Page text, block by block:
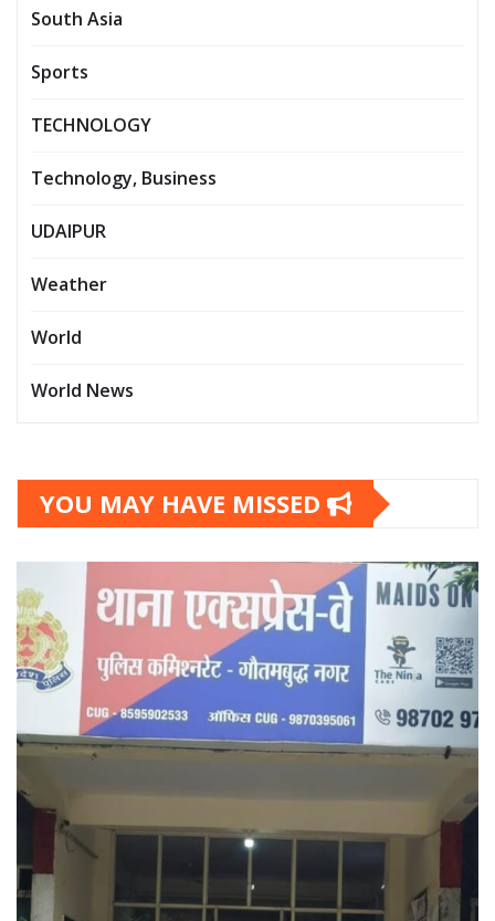
South Asia
Sports
TECHNOLOGY
Technology, Business
UDAIPUR
Weather
World
World News
YOU MAY HAVE MISSED